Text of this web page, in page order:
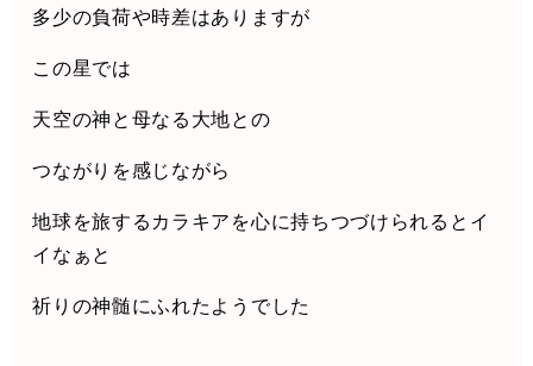
多少の負荷や時差はありますが
この星では
天空の神と母なる大地との
つながりを感じながら
地球を旅するカラキアを心に持ちつづけられるとイ
イなぁと
祈りの神髄にふれたようでした